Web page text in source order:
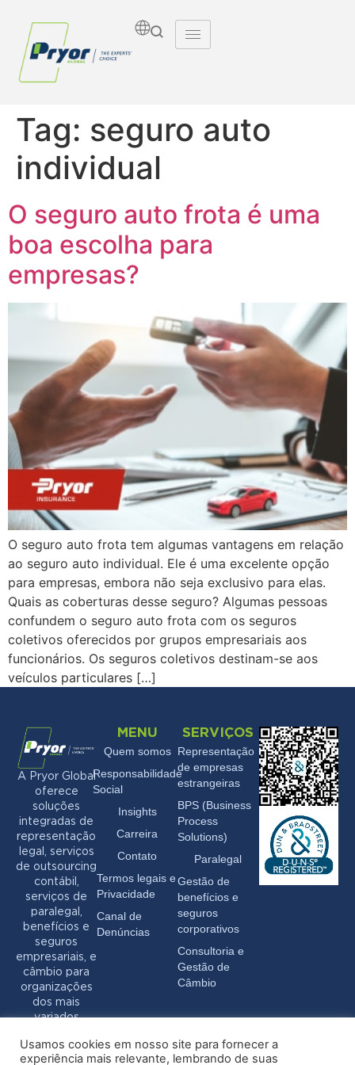
Tag: seguro auto
individual
O seguro auto frota é uma
boa escolha para
empresas?
O seguro auto frota tem algumas vantagens em relação
ao seguro auto individual. Ele é uma excelente opção
para empresas, embora não seja exclusivo para elas.
Quais as coberturas desse seguro? Algumas pessoas
confundem o seguro auto frota com os seguros
coletivos oferecidos por grupos empresariais aos
funcionários. Os seguros coletivos destinam-se aos
veículos particulares […]
A Pryor Global
oferece
soluções
integradas de
representação
legal, serviços
de outsourcing
contábil,
serviços de
paralegal,
benefícios e
seguros
empresariais, e
câmbio para
organizações
dos mais
variados
MENU
Quem somos
Responsabilidade
Social
Insights
Carreira
Contato
Termos legais e
Privacidade
Canal de
Denúncias
SERVIÇOS
Representação
de empresas
estrangeiras
BPS (Business
Process
Solutions)
Paralegal
Gestão de
benefícios e
seguros
corporativos
Consultoria e
Gestão de
Câmbio
Usamos cookies em nosso site para fornecer a
experiência mais relevante, lembrando de suas